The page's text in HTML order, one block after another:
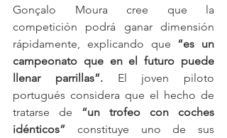
Gonçalo Moura cree que la
competición podrá ganar dimensión
rápidamente, explicando que “es un
campeonato que en el futuro puede
llenar parrillas”. El joven piloto
portugués considera que el hecho de
tratarse de “un trofeo con coches
idénticos” constituye uno de sus